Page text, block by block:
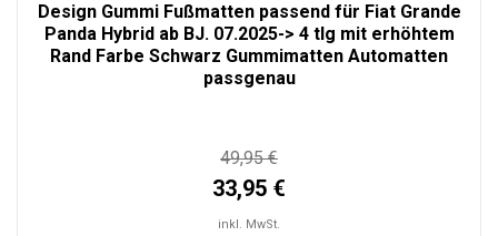
Design Gummi Fußmatten passend für Fiat Grande
Panda Hybrid ab BJ. 07.2025-> 4 tlg mit erhöhtem
Rand Farbe Schwarz Gummimatten Automatten
passgenau
49,95 €
33,95 €
inkl. MwSt.